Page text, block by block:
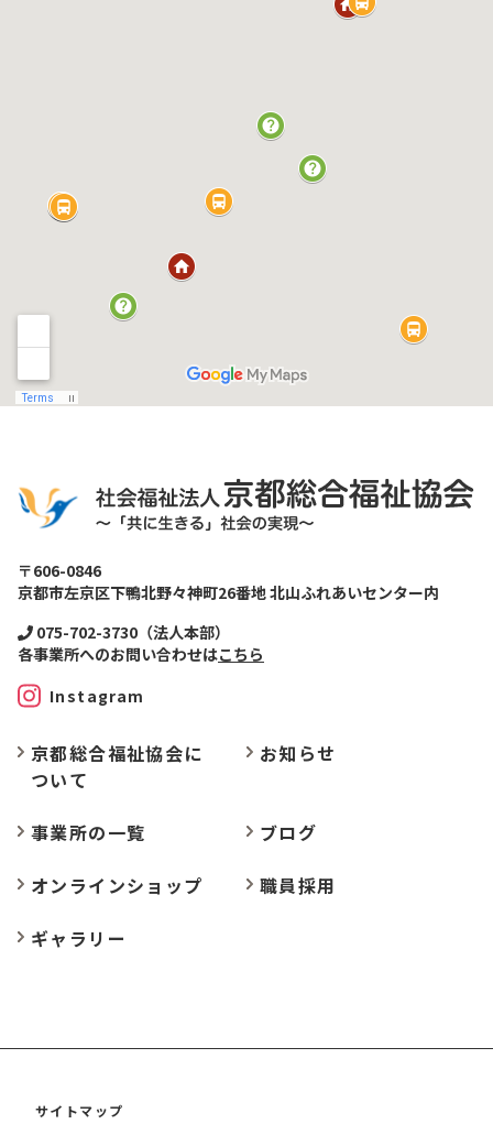
〒606-0846
京都市左京区下鴨北野々神町26番地 北山ふれあいセンター内
075-702-3730（法人本部）
各事業所へのお問い合わせはこちら
Instagram
京都総合福祉協会に
ついて
お知らせ
事業所の一覧
ブログ
オンラインショップ
職員採用
ギャラリー
サイトマップ